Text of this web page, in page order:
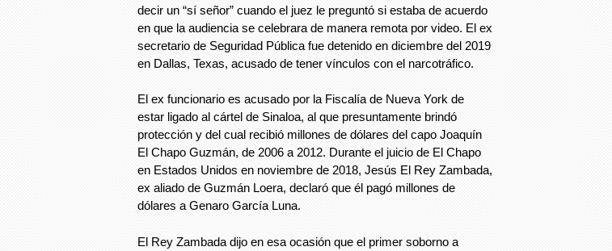
decir un “sí señor” cuando el juez le preguntó si estaba de acuerdo
en que la audiencia se celebrara de manera remota por video. El ex
secretario de Seguridad Pública fue detenido en diciembre del 2019
en Dallas, Texas, acusado de tener vínculos con el narcotráfico.
El ex funcionario es acusado por la Fiscalía de Nueva York de
estar ligado al cártel de Sinaloa, al que presuntamente brindó
protección y del cual recibió millones de dólares del capo Joaquín
El Chapo Guzmán, de 2006 a 2012. Durante el juicio de El Chapo
en Estados Unidos en noviembre de 2018, Jesús El Rey Zambada,
ex aliado de Guzmán Loera, declaró que él pagó millones de
dólares a Genaro García Luna.
El Rey Zambada dijo en esa ocasión que el primer soborno a